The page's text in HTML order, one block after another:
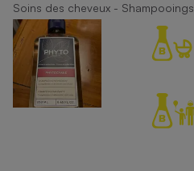
Soins des cheveux - Shampooings